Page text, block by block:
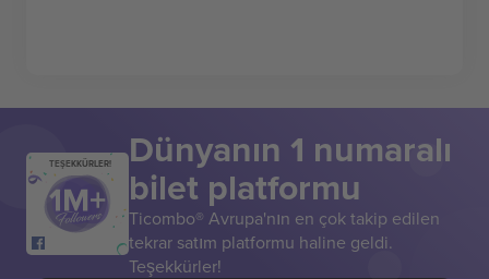
TEŞEKKÜRLER! Dünyanın 1 numaralı
bilet platformu
Ticombo® Avrupa'nın en çok takip edilen
tekrar satım platformu haline geldi.
Teşekkürler!